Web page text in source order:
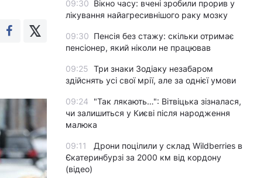
09:30 Вікно часу: вчені зробили прорив у
лікування найагресивнішого раку мозку
09:30 Пенсія без стажу: скільки отримає
пенсіонер, який ніколи не працював
09:25 Три знаки Зодіаку незабаром
здійснять усі свої мрії, але за однієї умови
09:24
"Так лякають…": Вітвіцька зізналася,
чи залишиться у Києві після народження
малюка
09:11
Дрони поцілили у склад Wildberries в
Єкатеринбурзі за 2000 км від кордону
(відео)